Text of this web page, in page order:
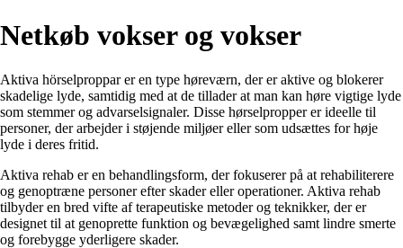
Netkøb vokser og vokser
Aktiva hörselproppar er en type høreværn, der er aktive og blokerer
skadelige lyde, samtidig med at de tillader at man kan høre vigtige lyde
som stemmer og advarselsignaler. Disse hørselpropper er ideelle til
personer, der arbejder i støjende miljøer eller som udsættes for høje
lyde i deres fritid.
Aktiva rehab er en behandlingsform, der fokuserer på at rehabiliterere
og genoptræne personer efter skader eller operationer. Aktiva rehab
tilbyder en bred vifte af terapeutiske metoder og teknikker, der er
designet til at genoprette funktion og bevægelighed samt lindre smerte
og forebygge yderligere skader.